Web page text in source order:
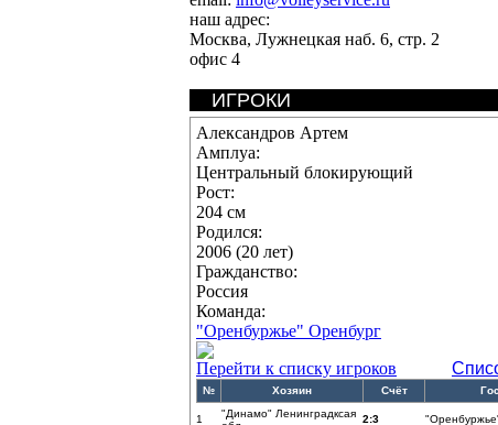
наш адрес:
Москва, Лужнецкая наб. 6, стр. 2
офис 4
ИГРОКИ
Александров Артем
Амплуа:
Центральный блокирующий
Рост:
204 см
Родился:
2006 (20 лет)
Гражданство:
Россия
Команда:
"Оренбуржье" Оренбург
Перейти к списку игроков
№ Хозяин Счёт
1
"Динамо" Ленинградксая 2:3